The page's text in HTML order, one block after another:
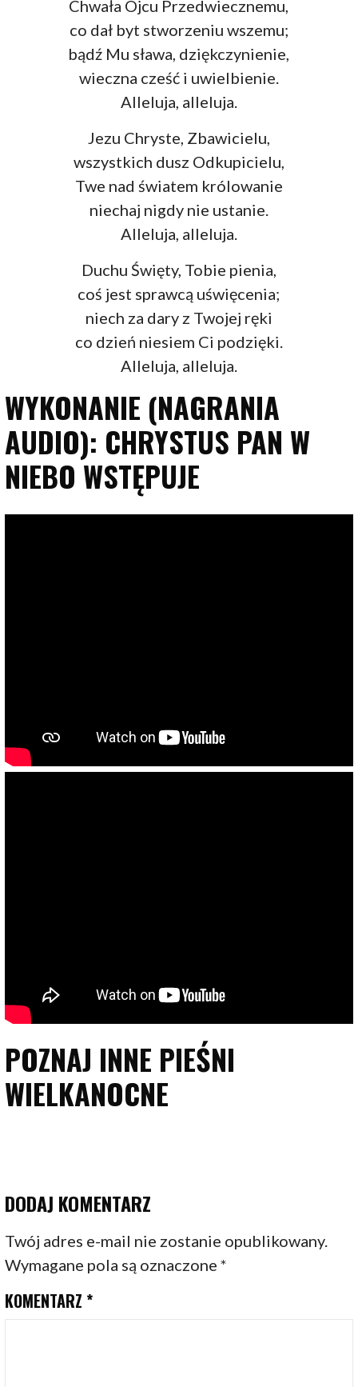
Chwała Ojcu Przedwiecznemu,
co dał byt stworzeniu wszemu;
bądź Mu sława, dziękczynienie,
wieczna cześć i uwielbienie.
Alleluja, alleluja.
Jezu Chryste, Zbawicielu,
wszystkich dusz Odkupicielu,
Twe nad światem królowanie
niechaj nigdy nie ustanie.
Alleluja, alleluja.
Duchu Święty, Tobie pienia,
coś jest sprawcą uświęcenia;
niech za dary z Twojej ręki
co dzień niesiem Ci podzięki.
Alleluja, alleluja.
WYKONANIE (NAGRANIA
AUDIO): CHRYSTUS PAN W
NIEBO WSTĘPUJE
POZNAJ INNE PIEŚNI
WIELKANOCNE
DODAJ KOMENTARZ
Twój adres e-mail nie zostanie opublikowany.
Wymagane pola są oznaczone*
KOMENTARZ *